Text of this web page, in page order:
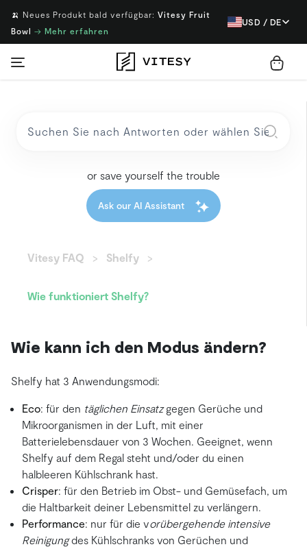
🍌 Neues Produkt bald verfügbar: Vitesy Fruit
Bowl → Mehr erfahren
USD / DE
or save yourself the trouble
Ask our AI Assistant
Vitesy FAQ Shelfy
Wie funktioniert Shelfy?
Wie kann ich den Modus ändern?
Shelfy hat 3 Anwendungsmodi:
Eco: für den täglichen Einsatzgegen Gerüche und
Mikroorganismen in der Luft, mit einer
Batterielebensdauer von 3 Wochen. Geeignet, wenn
Shelfy auf dem Regal steht und/oder du einen
halbleeren Kühlschrank hast.
Crisper: für den Betrieb im Obst- und Gemüsefach, um
die Haltbarkeit deiner Lebensmittel zu verlängern.
Performance: nur für die vorübergehende intensive
Reinigungdes Kühlschranks von Gerüchen und